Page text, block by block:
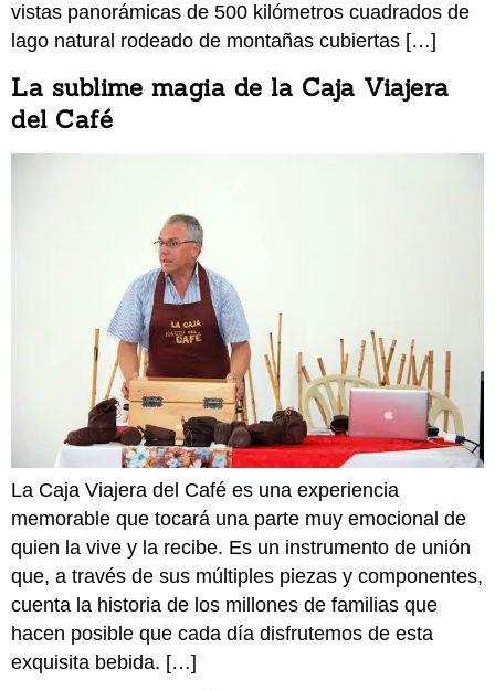
vistas panorámicas de 500 kilómetros cuadrados de
lago natural rodeado de montañas cubiertas […]
La sublime magia de la Caja Viajera
del Café
La Caja Viajera del Café es una experiencia
memorable que tocará una parte muy emocional de
quien la vive y la recibe. Es un instrumento de unión
que, a través de sus múltiples piezas y componentes,
cuenta la historia de los millones de familias que
hacen posible que cada día disfrutemos de esta
exquisita bebida. […]